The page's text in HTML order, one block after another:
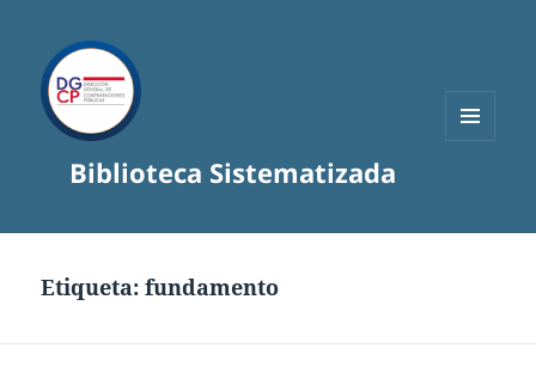
Biblioteca Sistematizada
Etiqueta:fundamento